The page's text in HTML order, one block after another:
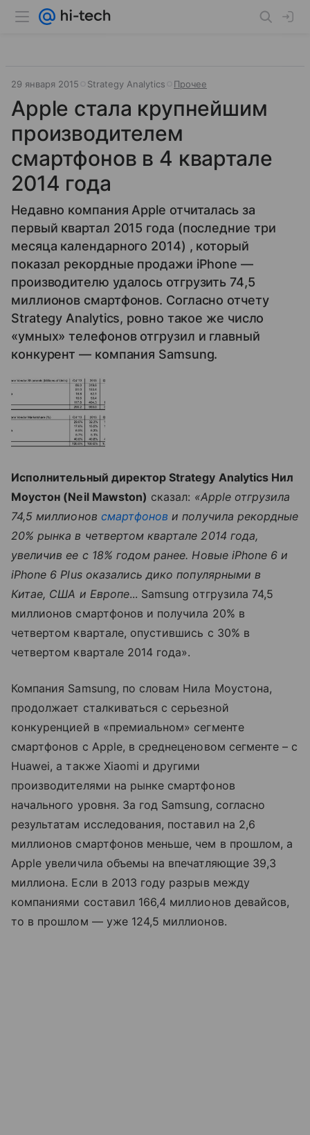
29 января 2015 Strategy Analytics Прочее
Apple стала крупнейшим
производителем
смартфонов в 4 квартале
2014 года
Недавно компания Apple отчиталась за
первый квартал 2015 года (последние три
месяца календарного 2014) , который
показал рекордные продажи iPhone —
производителю удалось отгрузить 74,5
миллионов смартфонов. Согласно отчету
Strategy Analytics, ровно такое же число
«умных» телефонов отгрузил и главный
конкурент — компания Samsung.
Исполнительный директор Strategy Analytics Нил
Моустон (Neil Mawston) сказал: «Apple отгрузила
74,5 миллионов смартфонов и получила рекордные
20% рынка в четвертом квартале 2014 года,
увеличив ее с 18% годом ранее. Новые iPhone 6 и
iPhone 6 Plus оказались дико популярными в
Китае, США и Европе... Samsung отгрузила 74,5
миллионов смартфонов и получила 20% в
четвертом квартале, опустившись с 30% в
четвертом квартале 2014 года».
Компания Samsung, по словам Нила Моустона,
продолжает сталкиваться с серьезной
конкуренцией в «премиальном» сегменте
смартфонов с Apple, в среднеценовом сегменте – c
Huawei, а также Xiaomi и другими
производителями на рынке смартфонов
начального уровня. За год Samsung, согласно
результатам исследования, поставил на 2,6
миллионов смартфонов меньше, чем в прошлом, а
Apple увеличила объемы на впечатляющие 39,3
миллиона. Если в 2013 году разрыв между
компаниями составил 166,4 миллионов девайсов,
то в прошлом — уже 124,5 миллионов.